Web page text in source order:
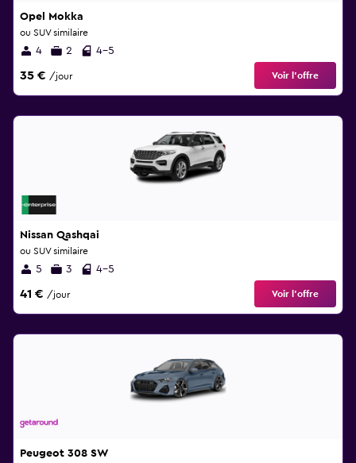
Opel Mokka
ou SUV similaire
4 2 4-5
35 € /jour Voir l’offre
Nissan Qashqai
ou SUV similaire
5 3 4-5
41 € /jour Voir l’offre
Peugeot 308 SW